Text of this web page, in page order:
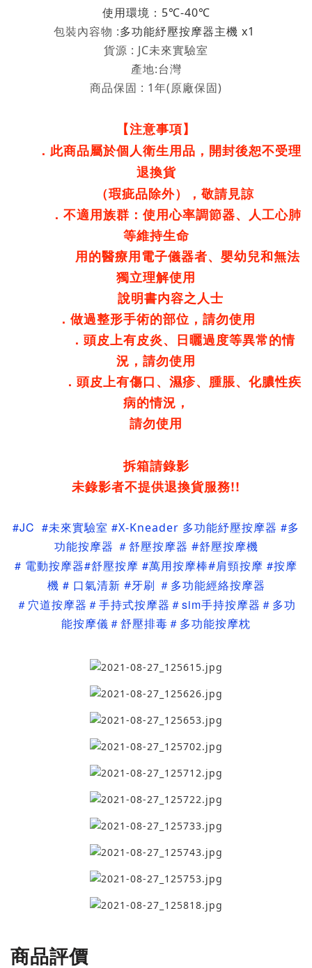
使用環境： 5℃-40℃
包裝內容物 :多功能紓壓按摩器主機 x1
貨源 : JC未來實驗室
產地:台灣
商品保固 : 1年(原廠保固)
【注意事項】
．此商品屬於個人衛生用品，開封後恕不受理
退換貨
（瑕疵品除外），敬請見諒
．不適用族群：使用心率調節器、人工心肺
等維持生命
用的醫療用電子儀器者、 嬰幼兒和無法
獨立理解使用
說明書内容之人士
．做過整形手術的部位，請勿使用
．頭皮上有皮炎、日曬過度等異常的情
況，請勿使用
．頭皮上有傷口、濕疹、腫脹、化膿性疾
病的情況，
請勿使用
拆箱請錄影
未錄影者不提供退換貨服務!!
#JC #未來實驗室 #X-Kneader 多功能紓壓按摩器 #多
功能按摩器 ＃舒壓按摩器 #舒壓按摩機
# 電動按摩器#舒壓按摩 #萬用按摩棒#肩頸按摩 #按摩
機 # 口氣清新 #牙刷 ＃ 多功能經絡按摩器
＃ 穴道按摩器＃手持式按摩器＃sim手持按摩器＃多功
能按摩儀＃舒壓排毒＃多功能按摩枕
商品評價